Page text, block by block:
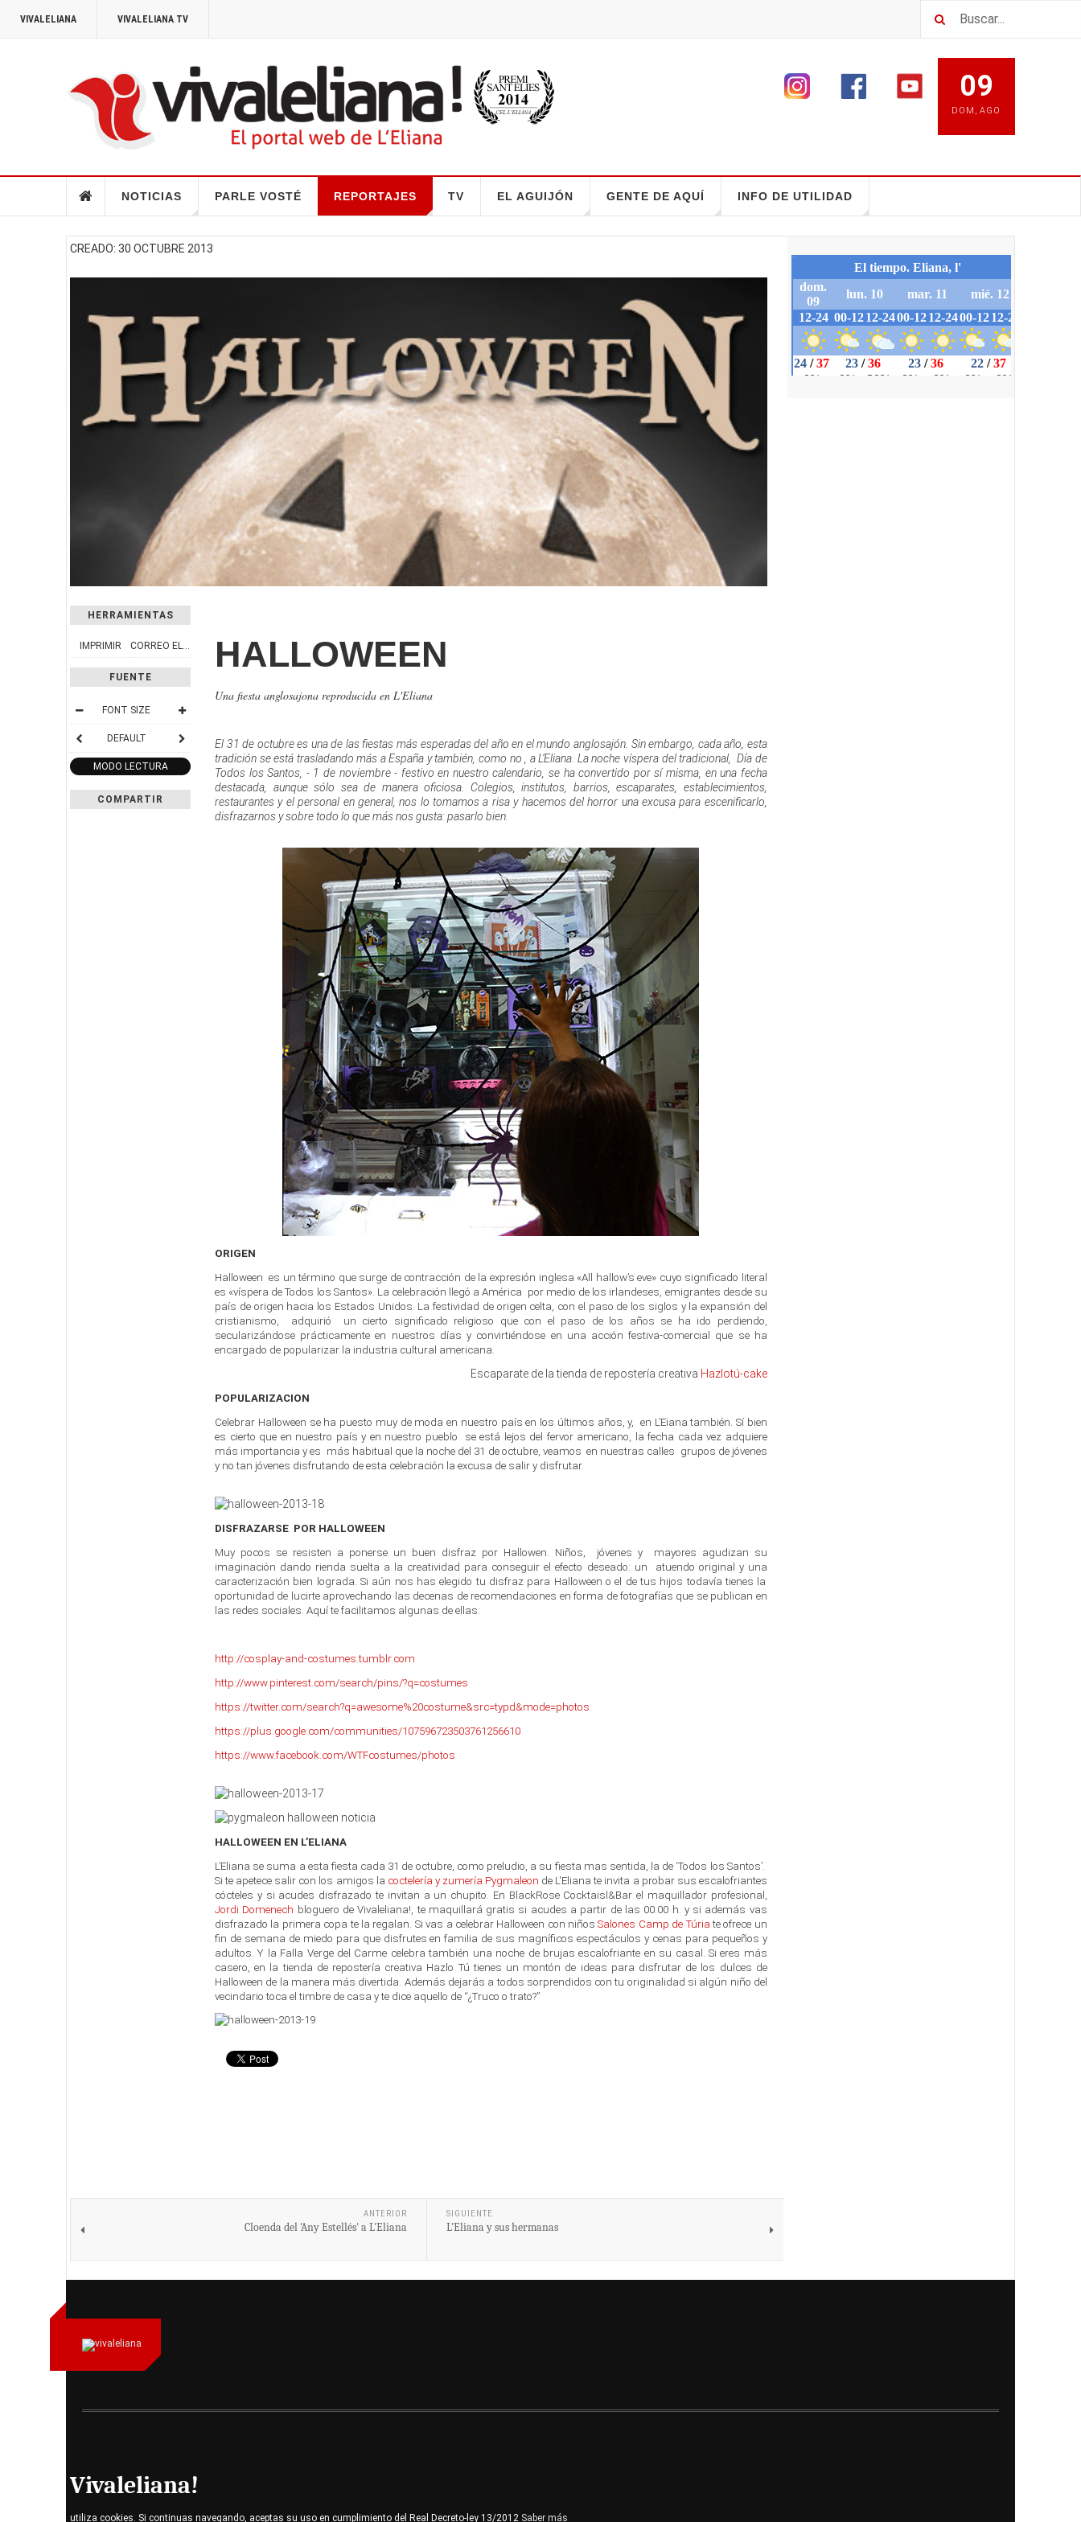
VIVALELIANA VIVALELIANA TV
09
DOM ,AGO
NOTICIAS PARLE VOSTÉ REPORTAJES TV EL AGUIJÓN GENTE DE AQUÍ INFO DE UTILIDAD
CREADO: 30 OCTUBRE 2013
HERRAMIENTAS
IMPRIMIR CORREO ELECTRÓNICO
FUENTE
FONT SIZE
DEFAULT
MODO LECTURA
COMPARTIR
HALLOWEEN
Una fiesta anglosajona reproducida en L'Eliana
El 31 de octubre es una de las fiestas más esperadas del año en el mundo anglosajón. Sin embargo, cada año, esta
tradición se está trasladando más a España y también, como no , a L’Eliana. La noche víspera del tradicional, Día de
Todos los Santos, - 1 de noviembre - festivo en nuestro calendario, se ha convertido por sí misma, en una fecha
destacada, aunque sólo sea de manera oficiosa. Colegios, institutos, barrios, escaparates, establecimientos,
restaurantes y el personal en general, nos lo tomamos a risa y hacemos del horror una excusa para escenificarlo,
disfrazarnos y sobre todo lo que más nos gusta: pasarlo bien.
ORIGEN
Halloween es un término que surge de contracción de la expresión inglesa «All hallow’s eve» cuyo significado literal
es «víspera de Todos los Santos». La celebración llegó a América por medio de los irlandeses, emigrantes desde su
país de origen hacia los Estados Unidos. La festividad de origen celta, con el paso de los siglos y la expansión del
cristianismo, adquirió un cierto significado religioso que con el paso de los años se ha ido perdiendo,
secularizándose prácticamente en nuestros días y convirtiéndose en una acción festiva-comercial que se ha
encargado de popularizar la industria cultural americana.
Escaparate de la tienda de repostería creativa Hazlotú-cake
POPULARIZACION
Celebrar Halloween se ha puesto muy de moda en nuestro país en los últimos años, y, en L’Eiana también. Sí bien
es cierto que en nuestro país y en nuestro pueblo se está lejos del fervor americano, la fecha cada vez adquiere
más importancia y es más habitual que la noche del 31 de octubre, veamos en nuestras calles grupos de jóvenes
y no tan jóvenes disfrutando de esta celebración la excusa de salir y disfrutar.
DISFRAZARSE POR HALLOWEEN
Muy pocos se resisten a ponerse un buen disfraz por Hallowen. Niños, jóvenes y mayores agudizan su
imaginación dando rienda suelta a la creatividad para conseguir el efecto deseado: un atuendo original y una
caracterización bien lograda. Si aún nos has elegido tu disfraz para Halloween o el de tus hijos todavía tienes la
oportunidad de lucirte aprovechando las decenas de recomendaciones en forma de fotografías que se publican en
las redes sociales. Aquí te facilitamos algunas de ellas:
http://cosplay-and-costumes.tumblr.com
http://www.pinterest.com/search/pins/?q=costumes
https://twitter.com/search?q=awesome%20costume&src=typd&mode=photos
https://plus.google.com/communities/107596723503761256610
https://www.facebook.com/WTFcostumes/photos
HALLOWEEN EN L’ELIANA
L’Eliana se suma a esta fiesta cada 31 de octubre, como preludio, a su fiesta mas sentida, la de ‘Todos los Santos’.
Si te apetece salir con los amigos la coctelería y zumería Pygmaleon de L'Eliana te invita a probar sus escalofriantes
cócteles y si acudes disfrazado te invitan a un chupito. En BlackRose Cocktaisl&Bar el maquillador profesional,
Jordi Domenech bloguero de Vivaleliana!, te maquillará gratis si acudes a partir de las 00.00 h. y si además vas
disfrazado la primera copa te la regalan. Si vas a celebrar Halloween con niñosSalones Camp de Túria te ofrece un
fin de semana de miedo para que disfrutes en familia de sus magníficos espectáculos y cenas para pequeños y
adultos. Y la Falla Verge del Carme celebra también una noche de brujas escalofriante en su casal. Si eres más
casero, en la tienda de repostería creativa Hazlo Tútienes un montón de ideas para disfrutar de los dulces de
Halloween de la manera más divertida. Además dejarás a todos sorprendidos con tu originalidad si algún niño del
vecindario toca el timbre de casa y te dice aquello de “¿Truco o trato?”
ANTERIOR
Cloenda del 'Any Estellés' a L'Eliana
SIGUIENTE
L'Eliana y sus hermanas
Vivaleliana!
utiliza cookies. Si continuas navegando, aceptas su uso en cumplimiento del Real Decreto-ley 13/2012 Saber más